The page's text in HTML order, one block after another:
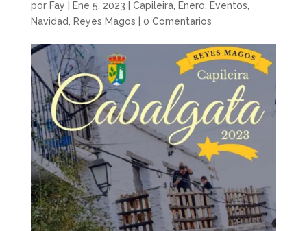
por Fay Ene 5, 2023 Capileira, Enero Eventos
Navidad
Reyes Magos 0 Comentarios